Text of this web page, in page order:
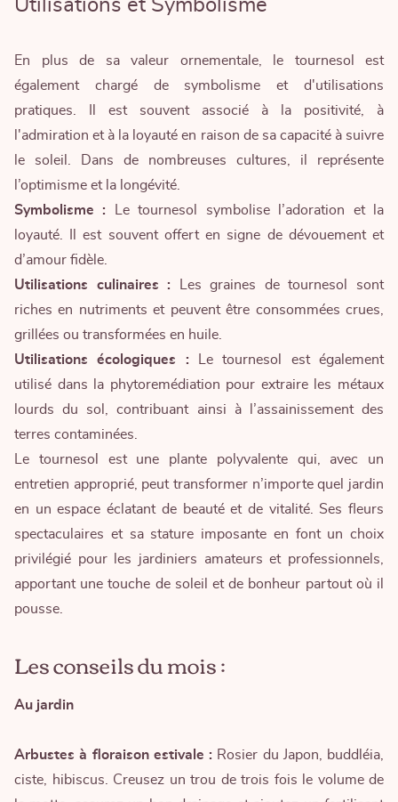
Utilisations et Symbolisme
En plus de sa valeur ornementale, le tournesol est
également chargé de symbolisme et d'utilisations
pratiques. Il est souvent associé à la positivité, à
l'admiration et à la loyauté en raison de sa capacité à suivre
le soleil. Dans de nombreuses cultures, il représente
l’optimisme et la longévité.
Symbolisme : Le tournesol symbolise l’adoration et la
loyauté. Il est souvent offert en signe de dévouement et
d’amour fidèle.
Utilisations culinaires : Les graines de tournesol sont
riches en nutriments et peuvent être consommées crues,
grillées ou transformées en huile.
Utilisations écologiques : Le tournesol est également
utilisé dans la phytoremédiation pour extraire les métaux
lourds du sol, contribuant ainsi à l’assainissement des
terres contaminées.
Le tournesol est une plante polyvalente qui, avec un
entretien approprié, peut transformer n’importe quel jardin
en un espace éclatant de beauté et de vitalité. Ses fleurs
spectaculaires et sa stature imposante en font un choix
privilégié pour les jardiniers amateurs et professionnels,
apportant une touche de soleil et de bonheur partout où il
pousse.
Les conseils du mois :
Au jardin
Arbustes à floraison estivale : Rosier du Japon, buddléia,
ciste, hibiscus. Creusez un trou de trois fois le volume de